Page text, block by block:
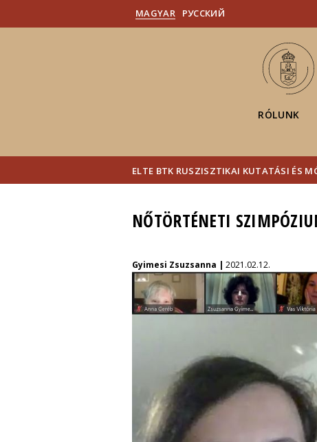
MAGYAR PУССКИЙ
RÓLUNK
ELTE BTK RUSZISZTIKAI KUTATÁSI ÉS
NŐTÖRTÉNETI
Gyimesi Zsuzsanna | 2021.02.12.